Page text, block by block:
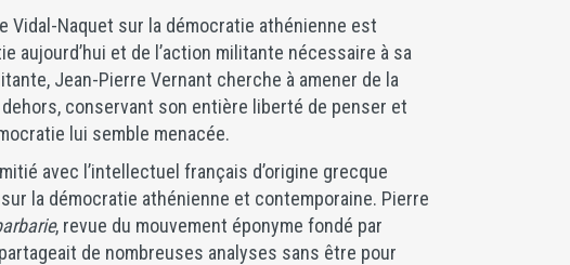
Vidal-Naquet sur la démocratie athénienne est
aujourd’hui et de l’action militante nécessaire à sa
Jean-Pierre Vernant cherche à amener de la
conservant son entière liberté de penser et
lui semble menacée.
avec l’intellectuel français d’origine grecque
la démocratie athénienne et contemporaine. Pierre
, revue du mouvement éponyme fondé par
de nombreuses analyses sans être pour